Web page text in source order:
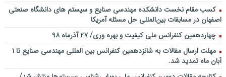
کسب مقام نخست دانشکده مهندسی صنایع و سیستم های دانشگاه صنعتی
اصفهان در مسابقات بین‌المللی حل مسئله آمریکا
چهاردهمین کنفرانس ملی کیفیت و بهره وری/ ۲۷ آذرماه ۹۸
مهلت ارسال مقالات به شانزدهمین کنفرانس بین المللی مهندسی صنایع تا ۱
آبان ماه تمدید شد.